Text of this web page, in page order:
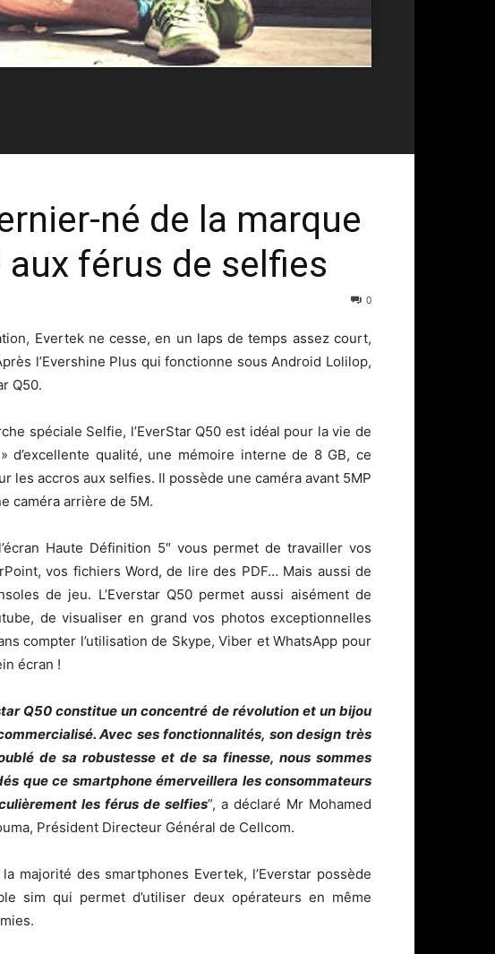
né de la marque
férus de selfies
0
Evertek ne cesse, en un laps de temps assez court,
l’Evershine Plus qui fonctionne sous Android Lolilop,
Q50.
spéciale Selfie, l’EverStar Q50 est idéal pour la vie de
qualité, une mémoire interne de 8 GB, ce
les accros aux selfies. Il possède une caméra avant 5MP
caméra arrière de 5M.
Haute Définition 5″ vous permet de travailler vos
vos fichiers Word, de lire des PDF… Mais aussi de
de jeu. L’Everstar Q50 permet aussi aisément de
de visualiser en grand vos photos exceptionnelles
compter l’utilisation de Skype, Viber et WhatsApp pour
écran !
Q50 constitue un concentré de révolution et un bijou
Avec ses fonctionnalités, son design très
de sa robustesse et de sa finesse, nous sommes
que ce smartphone émerveillera les consommateurs
les férus de selfies”, a déclaré Mr Mohamed
Président Directeur Général de Cellcom.
la majorité des smartphones Evertek, l’Everstar possède
sim qui permet d’utiliser deux opérateurs en même